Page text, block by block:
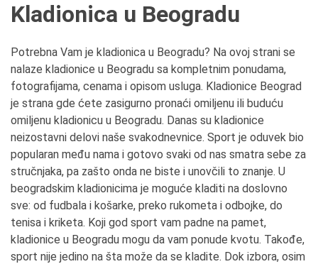
Kladionica u Beogradu
Potrebna Vam je kladionica u Beogradu? Na ovoj strani se
nalaze kladionice u Beogradu sa kompletnim ponudama,
fotografijama, cenama i opisom usluga. Kladionice Beograd
je strana gde ćete zasigurno pronaći omiljenu ili buduću
omiljenu kladionicu u Beogradu. Danas su kladionice
neizostavni delovi naše svakodnevnice. Sport je oduvek bio
popularan među nama i gotovo svaki od nas smatra sebe za
stručnjaka, pa zašto onda ne biste i unovčili to znanje. U
beogradskim kladionicima je moguće kladiti na doslovno
sve: od fudbala i košarke, preko rukometa i odbojke, do
tenisa i kriketa. Koji god sport vam padne na pamet,
kladionice u Beogradu mogu da vam ponude kvotu. Takođe,
sport nije jedino na šta može da se kladite. Dok izbora, osim